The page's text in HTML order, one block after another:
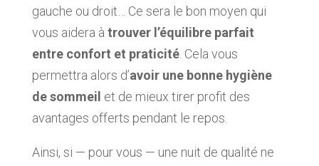
gauche ou droit… Ce sera le bon moyen qui
vous aidera à trouver l’équilibre parfait
entre confort et praticité. Cela vous
permettra alors d’avoir une bonne hygiène
de sommeil et de mieux tirer profit des
avantages offerts pendant le repos.
Ainsi, si — pour vous — une nuit de qualité ne